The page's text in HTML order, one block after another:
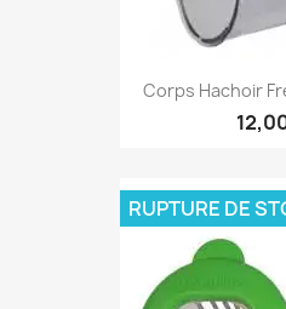
Corps Hachoir
RUPTURE DE